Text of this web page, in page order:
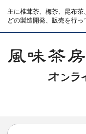
主に椎茸茶、梅茶、昆布
どの製造開発、販売を行っ